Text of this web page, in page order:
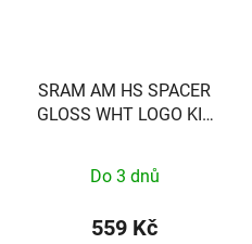
SRAM AM HS SPACER
GLOSS WHT LOGO KIT
Do 3 dnů
559 Kč